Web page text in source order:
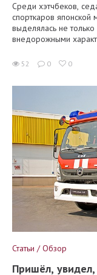
Среди хэтчбеков,
спорткаров японской
выделялась не
внедорожными
52 0 0
Статьи / Обзор
Пришёл,